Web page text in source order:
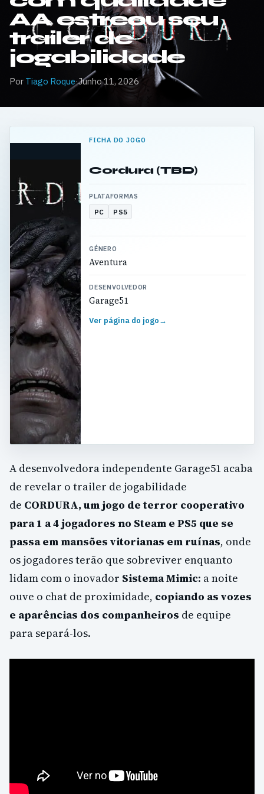
AA estreou seu
trailer de
jogabilidade
Por Tiago Roque·Junho 11, 2026
FICHA DO JOGO
Cordura (TBD)
PLATAFORMAS
PC PS5
GÉNERO
Aventura
DESENVOLVEDOR
Garage51
Ver página do jogo→
A desenvolvedora independente Garage51 acaba
de revelar o trailer de jogabilidade
de CORDURA, um jogo de terror cooperativo
para 1 a 4 jogadores no Steam e PS5 que se
passa em mansões vitorianas em ruínas, onde
os jogadores terão que sobreviver enquanto
lidam com o inovador Sistema Mimic: a noite
ouve o chat de proximidade, copiando as vozes
e aparências dos companheiros de equipe
para separá-los.